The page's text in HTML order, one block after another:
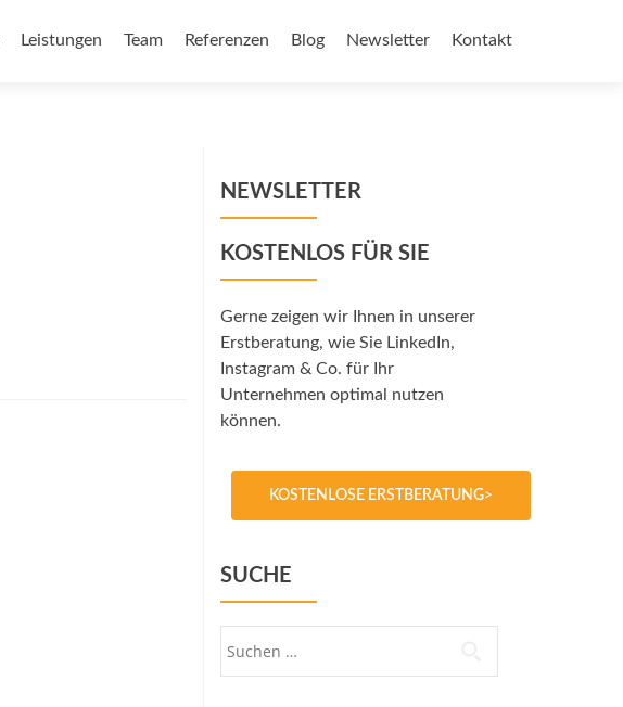
Leistungen Team Referenzen Blog Newsletter Kontakt
NEWSLETTER
KOSTENLOS FÜR SIE
Gerne zeigen wir Ihnen in unserer
Erstberatung, wie Sie LinkedIn,
Instagram & Co. für Ihr
Unternehmen optimal nutzen
können.
KOSTENLOSE ERSTBERATUNG>
SUCHE